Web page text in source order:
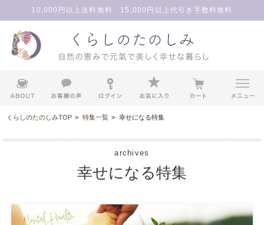
10,000円以上送料無料 15,000円以上代引き手数料無料
くらしのたのしみTOP > 特集一覧 > 幸せになる特集
archives
幸せになる特集